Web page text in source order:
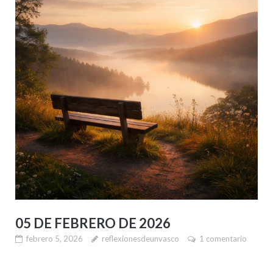
05 DE FEBRERO DE 2026
febrero 5, 2026 reflexionesdeunvasco 1 comentario